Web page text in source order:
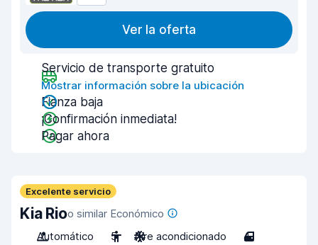
Ver la oferta
Servicio de transporte gratuito
Mostrar información sobre la ubicación
Fianza baja
¡Confirmación inmediata!
Pagar ahora
Excelente servicio
Kia Rioo similar Económico
Automático
5 Aire acondicionado 4